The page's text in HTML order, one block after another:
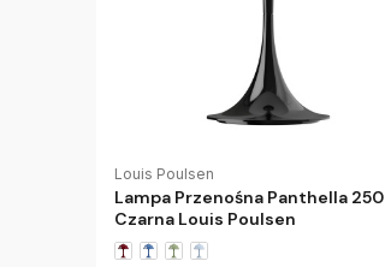
Louis Poulsen
Lampa Przenośna Panthella 250
Czarna Louis Poulsen